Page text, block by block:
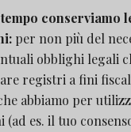
conserviamo
per non più del
obblighi legali
registri a fini
abbiamo per
es. il tuo